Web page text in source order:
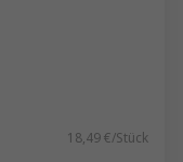
18,49 €/Stück